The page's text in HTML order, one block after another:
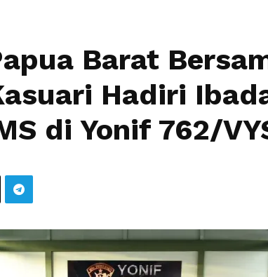
Barat
Hadiri
di Yonif 762/